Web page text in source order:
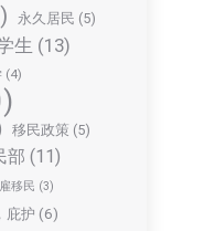
永久居民 (5)
生 (13)
(4)
移民政策 (5)
部 (11)
移民 (3)
庇护 (6)